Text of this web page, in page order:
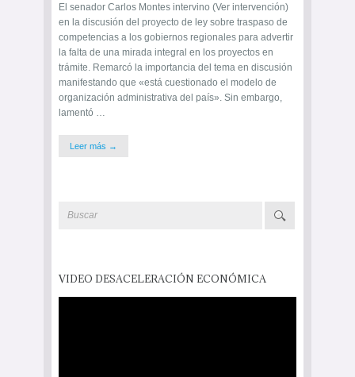
El senador Carlos Montes intervino (Ver intervención)
en la discusión del proyecto de ley sobre traspaso de
competencias a los gobiernos regionales para advertir
la falta de una mirada integral en los proyectos en
trámite. Remarcó la importancia del tema en discusión
manifestando que «está cuestionado el modelo de
organización administrativa del país». Sin embargo,
lamentó …
Leer más →
VIDEO DESACELERACIÓN ECONÓMICA